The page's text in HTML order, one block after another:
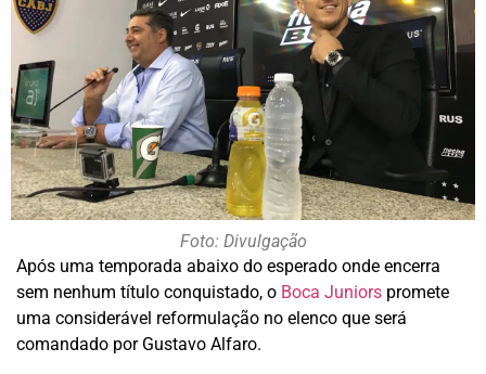
Foto: Divulgação
Após uma temporada abaixo do esperado onde encerra
sem nenhum título conquistado, o Boca Juniors promete
uma considerável reformulação no elenco que será
comandado por Gustavo Alfaro.